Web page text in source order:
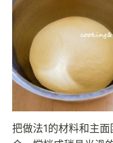
把做法1的材料和主